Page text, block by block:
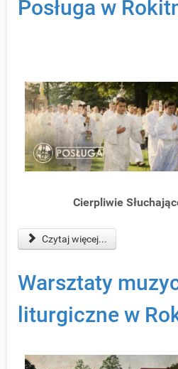
Posługa w
Cierpliwie
Czytaj więcej...
Warsztaty
liturgiczne w